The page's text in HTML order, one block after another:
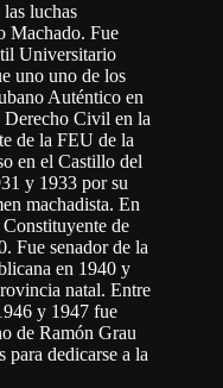
luchas
Machado. Fue
Universitario
uno uno de los
Auténtico en
Derecho Civil en la
de la FEU de la
en el Castillo del
y 1933 por su
machadista. En
de
Fue senador de la
en 1940 y
natal. Entre
y 1947 fue
de Ramón Grau
para dedicarse a la